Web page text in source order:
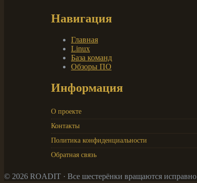
Навигация
Главная
Linux
База команд
Обзоры ПО
Информация
О проекте
Контакты
Политика конфиденциальности
Обратная связь
© 2026 ROADIT · Все шестерёнки вращаются исправно